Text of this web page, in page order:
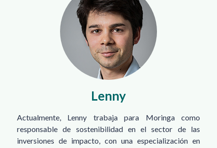
Lenny
Actualmente, Lenny trabaja para Moringa como
responsable de sostenibilidad en el sector de las
inversiones de impacto, con una especialización en